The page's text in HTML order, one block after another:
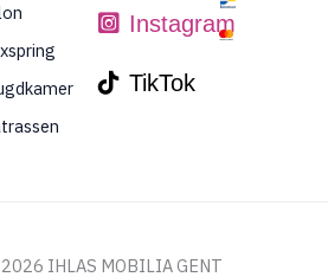
Instagram
TikTok
IHLAS MOBILIA GENT